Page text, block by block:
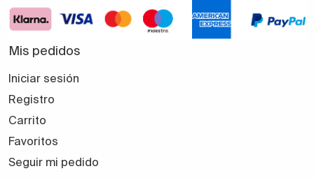
Mis pedidos
Iniciar sesión
Registro
Carrito
Favoritos
Seguir mi pedido